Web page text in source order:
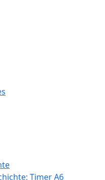
Timer A6